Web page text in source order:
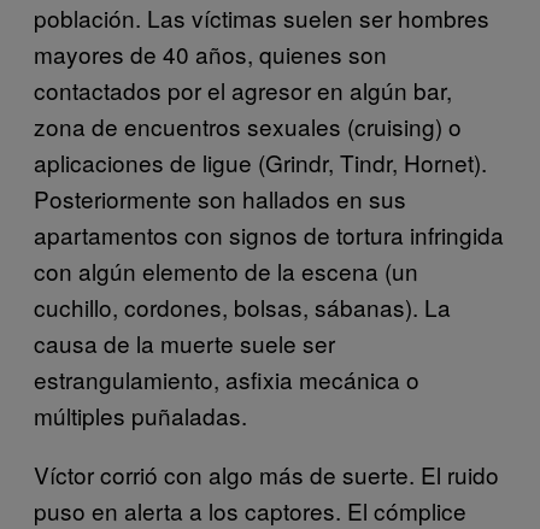
población. Las víctimas suelen ser hombres
mayores de 40 años, quienes son
contactados por el agresor en algún bar,
zona de encuentros sexuales (cruising) o
aplicaciones de ligue (Grindr, Tindr, Hornet).
Posteriormente son hallados en sus
apartamentos con signos de tortura infringida
con algún elemento de la escena (un
cuchillo, cordones, bolsas, sábanas). La
causa de la muerte suele ser
estrangulamiento, asfixia mecánica o
múltiples puñaladas.
Víctor corrió con algo más de suerte. El ruido
puso en alerta a los captores. El cómplice